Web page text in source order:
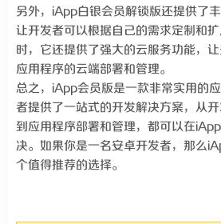
另外，iApp白银会员解锁版还提供了
让开发者可以根据自己的需求定制和
时，它还提供了强大的云服务功能，
应用程序的云端部署和管理。
总之，iApp会员版是一款非常实用的
者提供了一站式的开发解决方案，从
到应用程序部署和管理，都可以在
决。如果你是一名安卓开发者，那么
个值得推荐的选择。